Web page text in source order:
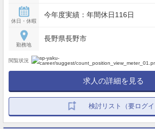
休日・休暇
今年度実績：年間休日116日
勤務地
長野県長野市
閲覧状況
求人の詳細を見る
検討リスト（要ログイ